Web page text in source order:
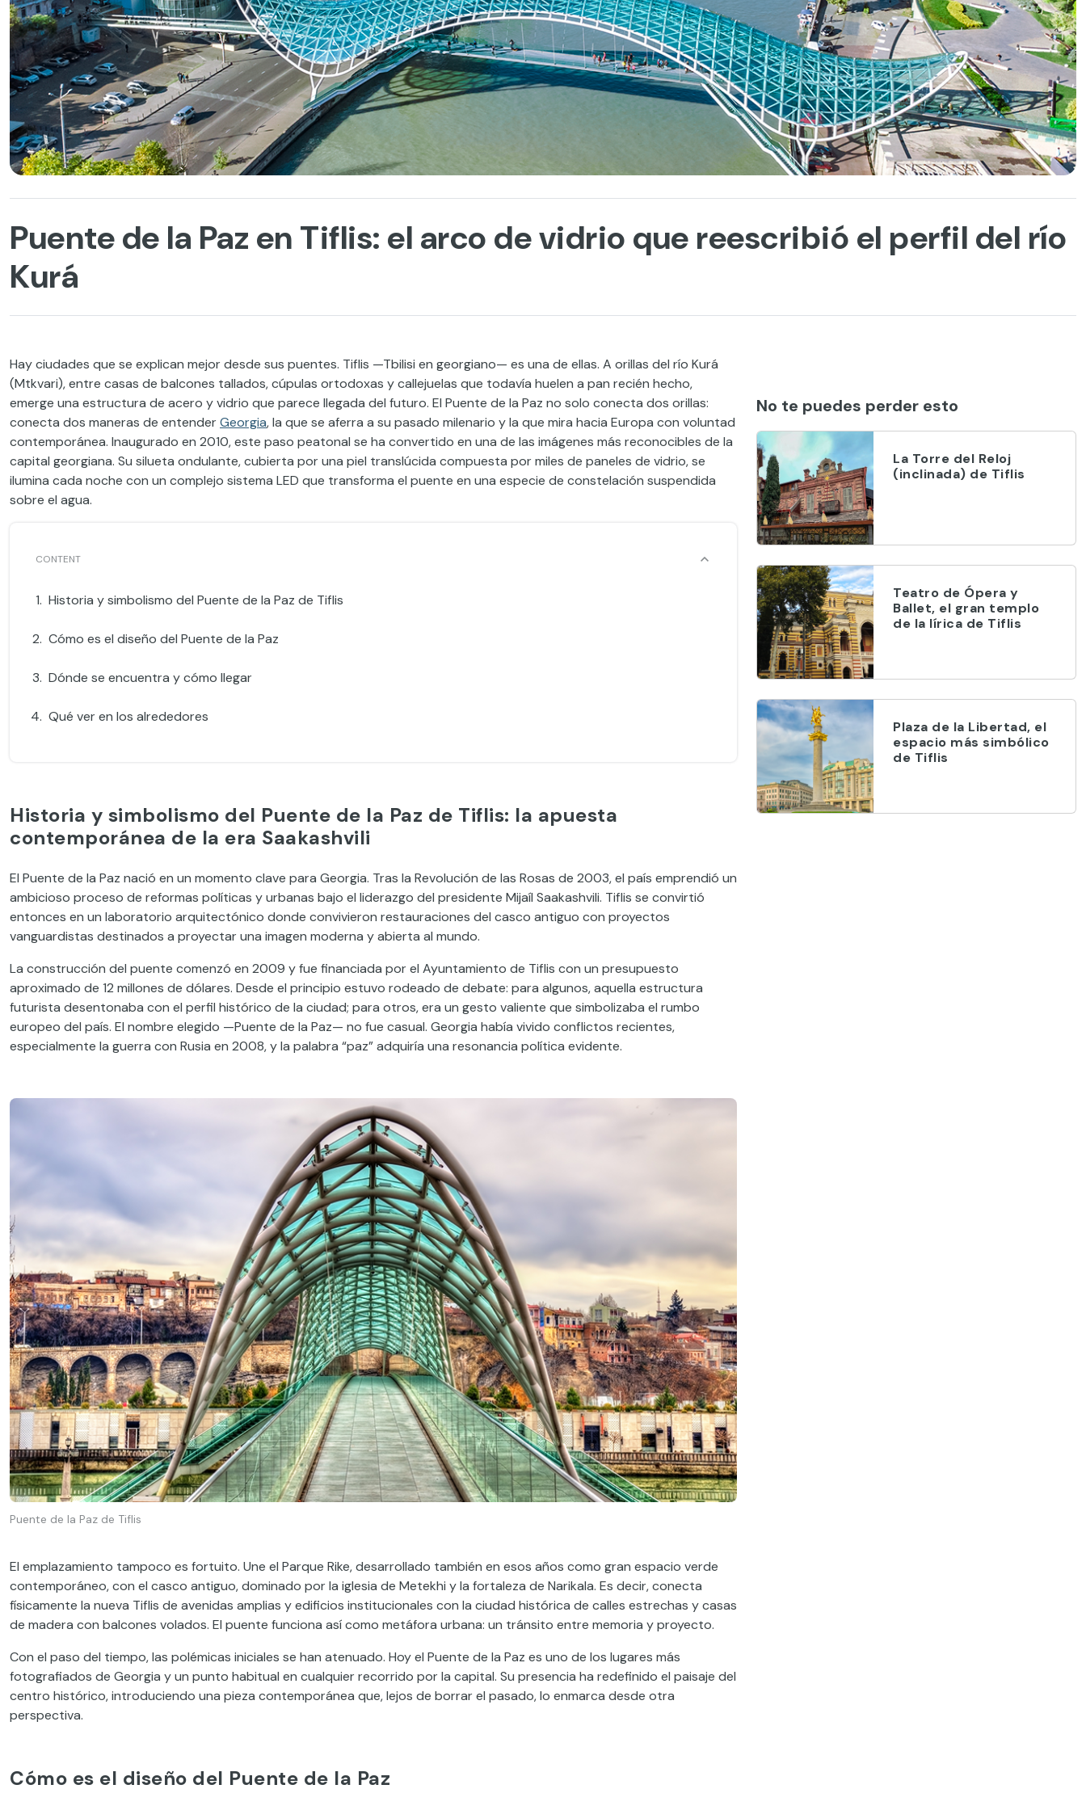
Puente de la Paz en Tiflis: el arco de vidrio que reescribió el perfil del río
Kurá
Hay ciudades que se explican mejor desde sus puentes. Tiflis —Tbilisi en georgiano— es una de ellas. A orillas del río Kurá
(Mtkvari), entre casas de balcones tallados, cúpulas ortodoxas y callejuelas que todavía huelen a pan recién hecho,
emerge una estructura de acero y vidrio que parece llegada del futuro. El Puente de la Paz no solo conecta dos orillas:
conecta dos maneras de entenderGeorgia, la que se aferra a su pasado milenario y la que mira hacia Europa con voluntad
contemporánea. Inaugurado en 2010, este paso peatonal se ha convertido en una de las imágenes más reconocibles de la
capital georgiana. Su silueta ondulante, cubierta por una piel translúcida compuesta por miles de paneles de vidrio, se
ilumina cada noche con un complejo sistema LED que transforma el puente en una especie de constelación suspendida
sobre el agua.
Historia y simbolismo del Puente de la Paz de Tiflis
Cómo es el diseño del Puente de la Paz
Dónde se encuentra y cómo llegar
Qué ver en los alrededores
Historia y simbolismo del Puente de la Paz de Tiflis: la apuesta
contemporánea de la era Saakashvili
El Puente de la Paz nació en un momento clave para Georgia. Tras la Revolución de las Rosas de 2003, el país emprendió un
ambicioso proceso de reformas políticas y urbanas bajo el liderazgo del presidente Mijaíl Saakashvili. Tiflis se convirtió
entonces en un laboratorio arquitectónico donde convivieron restauraciones del casco antiguo con proyectos
vanguardistas destinados a proyectar una imagen moderna y abierta al mundo.
La construcción del puente comenzó en 2009 y fue financiada por el Ayuntamiento de Tiflis con un presupuesto
aproximado de 12 millones de dólares. Desde el principio estuvo rodeado de debate: para algunos, aquella estructura
futurista desentonaba con el perfil histórico de la ciudad; para otros, era un gesto valiente que simbolizaba el rumbo
europeo del país. El nombre elegido —Puente de la Paz— no fue casual. Georgia había vivido conflictos recientes,
especialmente la guerra con Rusia en 2008, y la palabra “paz” adquiría una resonancia política evidente.
Puente de la Paz de Tiflis
El emplazamiento tampoco es fortuito. Une el Parque Rike, desarrollado también en esos años como gran espacio verde
contemporáneo, con el casco antiguo, dominado por la iglesia de Metekhi y la fortaleza de Narikala. Es decir, conecta
físicamente la nueva Tiflis de avenidas amplias y edificios institucionales con la ciudad histórica de calles estrechas y casas
de madera con balcones volados. El puente funciona así como metáfora urbana: un tránsito entre memoria y proyecto.
Con el paso del tiempo, las polémicas iniciales se han atenuado. Hoy el Puente de la Paz es uno de los lugares más
fotografiados de Georgia y un punto habitual en cualquier recorrido por la capital. Su presencia ha redefinido el paisaje del
centro histórico, introduciendo una pieza contemporánea que, lejos de borrar el pasado, lo enmarca desde otra
perspectiva.
Cómo es el diseño del Puente de la Paz
No te puedes perder esto
La Torre del Reloj
(inclinada) de Tiflis
Teatro de Ópera y
Ballet, el gran templo
de la lírica de Tiflis
Plaza de la Libertad, el
espacio más simbólico
de Tiflis